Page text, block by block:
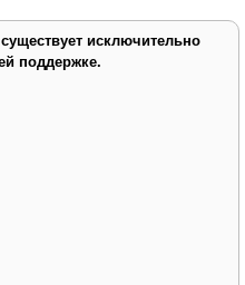
исключительно
поддержке.